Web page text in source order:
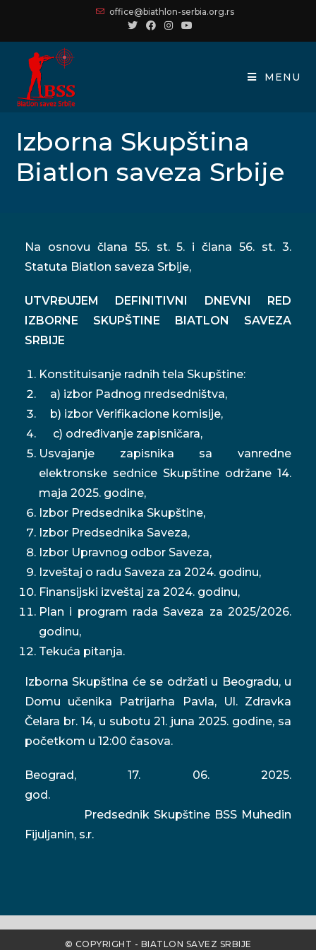
office@biathlon-serbia.org.rs
MENU
Izborna Skupština
Biatlon saveza Srbije
Na osnovu člana 55. st. 5. i člana 56. st. 3.
Statuta Biatlon saveza Srbije,
UTVRĐUJEM DEFINITIVNI DNEVNI RED
IZBORNE SKUPŠTINE BIATLON SAVEZA
SRBIJE
Konstituisanje radnih tela Skupštine:
a) izbor Рadnog пredsedništva,
b) izbor Verifikacione komisije,
c) određivanje zapisničara,
Usvajanje zapisnika sa vanredne
elektronske sednice Skupštine održane 14.
maja 2025. godine,
Izbor Predsednika Skupštine,
Izbor Predsednika Saveza,
Izbor Upravnog odbor Saveza,
Izveštaj o radu Saveza za 2024. godinu,
Finansijski izveštaj za 2024. godinu,
Plan i program rada Saveza za 2025/2026.
godinu,
Tekuća pitanja.
Izborna Skupština će se održati u Beogradu, u
Domu učenika Patrijarha Pavla, Ul. Zdravka
Čelara br. 14, u subotu 21. juna 2025. godine, sa
početkom u 12:00 časova.
Beograd, 17. 06. 2025.
god.
Predsednik Skupštine BSS Muhedin
Fijuljanin, s.r.
© COPYRIGHT - BIATLON SAVEZ SRBIJE